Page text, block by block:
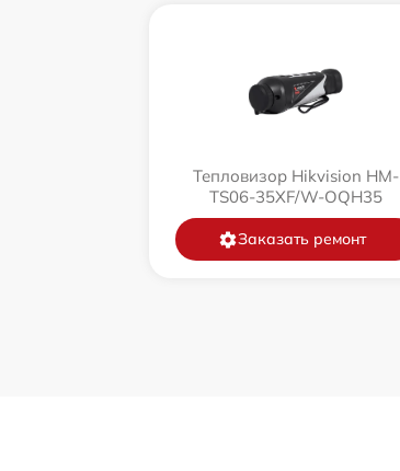
Тепловизор Hikvision HM-
TS06-35XF/W-OQH35
Заказать ремонт